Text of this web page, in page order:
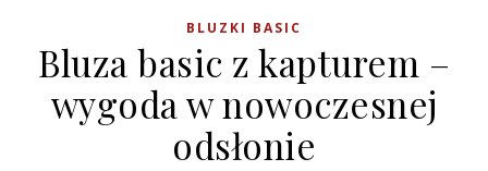
BLUZKI BASIC
Bluza basic z kapturem –
wygoda w nowoczesnej
odsłonie